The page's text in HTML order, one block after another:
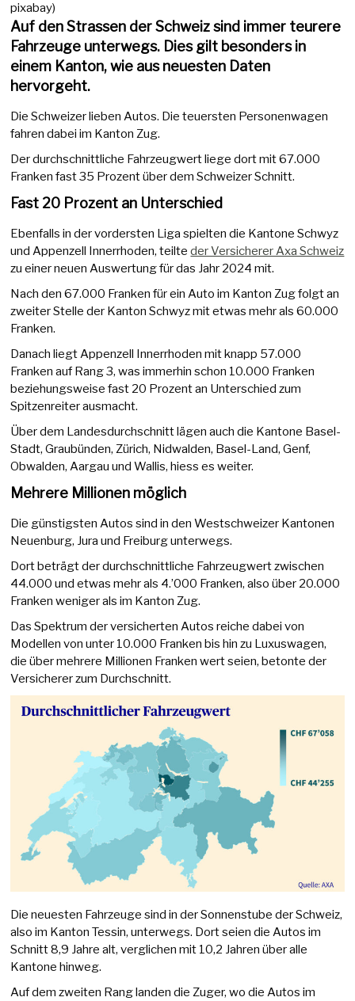
pixabay)
Auf den Strassen der Schweiz sind immer teurere
Fahrzeuge unterwegs. Dies gilt besonders in
einem Kanton, wie aus neuesten Daten
hervorgeht.
Die Schweizer lieben Autos. Die teuersten Personenwagen
fahren dabei im Kanton Zug.
Der durchschnittliche Fahrzeugwert liege dort mit 67.000
Franken fast 35 Prozent über dem Schweizer Schnitt.
Fast 20 Prozent an Unterschied
Ebenfalls in der vordersten Liga spielten die Kantone Schwyz
und Appenzell Innerrhoden, teilteder Versicherer Axa Schweiz
zu einer neuen Auswertung für das Jahr 2024 mit.
Nach den 67.000 Franken für ein Auto im Kanton Zug folgt an
zweiter Stelle der Kanton Schwyz mit etwas mehr als 60.000
Franken.
Danach liegt Appenzell Innerrhoden mit knapp 57.000
Franken auf Rang 3, was immerhin schon 10.000 Franken
beziehungsweise fast 20 Prozent an Unterschied zum
Spitzenreiter ausmacht.
Über dem Landesdurchschnitt lägen auch die Kantone Basel-
Stadt, Graubünden, Zürich, Nidwalden, Basel-Land, Genf,
Obwalden, Aargau und Wallis, hiess es weiter.
Mehrere Millionen möglich
Die günstigsten Autos sind in den Westschweizer Kantonen
Neuenburg, Jura und Freiburg unterwegs.
Dort beträgt der durchschnittliche Fahrzeugwert zwischen
44.000 und etwas mehr als 4.’000 Franken, also über 20.000
Franken weniger als im Kanton Zug.
Das Spektrum der versicherten Autos reiche dabei von
Modellen von unter 10.000 Franken bis hin zu Luxuswagen,
die über mehrere Millionen Franken wert seien, betonte der
Versicherer zum Durchschnitt.
Die neuesten Fahrzeuge sind in der Sonnenstube der Schweiz,
also im Kanton Tessin, unterwegs. Dort seien die Autos im
Schnitt 8,9 Jahre alt, verglichen mit 10,2 Jahren über alle
Kantone hinweg.
Auf dem zweiten Rang landen die Zuger, wo die Autos im